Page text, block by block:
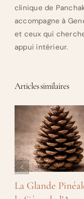
clinique de
accompagne à
et ceux qui
appui intérieur.
Articles similaires
La Glande